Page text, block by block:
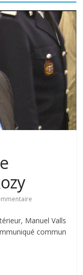
Manuel Valls
commun